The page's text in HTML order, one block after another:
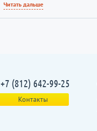
Читать дальше
+7 (812) 642-99-25
Контакты